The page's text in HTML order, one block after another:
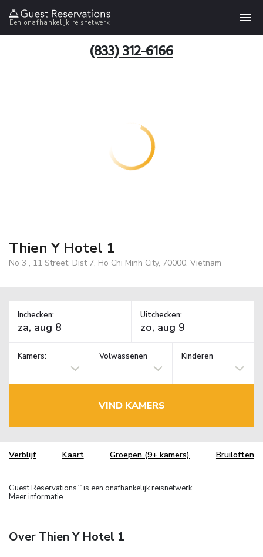
Een onafhankelijk reisnetwerk
(833) 312-6166
Thien Y Hotel 1
No 3 , 11 Street, Dist 7, Ho Chi Minh City, 70000, Vietnam
Inchecken: Uitchecken:
Kamers: Volwassenen Kinderen
VIND KAMERS
Verblijf Kaart Groepen (9+ kamers) Bruiloften
Guest Reservations TM is een onafhankelijk reisnetwerk.
Meer informatie
Over Thien Y Hotel 1